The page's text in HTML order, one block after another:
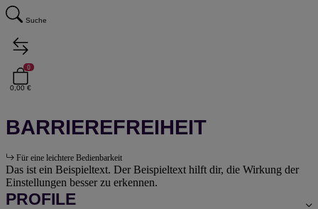
Suche
0
0,00 €
BARRIEREFREIHEIT
Für eine leichtere Bedienbarkeit
Das ist ein Beispieltext. Der Beispieltext hilft dir, die Wirkung der
Einstellungen besser zu erkennen.
PROFILE